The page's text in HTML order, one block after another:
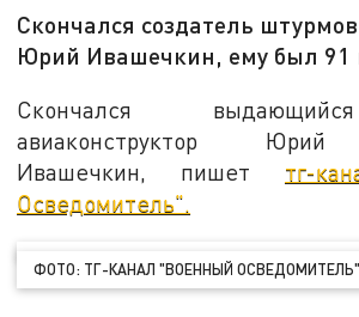
Скончался создатель
Юрий Ивашечкин, ему был 91
Скончался
авиаконструктор Юрий
Ивашечкин, пишет тг-
Осведомитель".
ФОТО: ТГ-КАНАЛ "ВОЕННЫЙ ОСВЕДОМИТЕЛЬ"